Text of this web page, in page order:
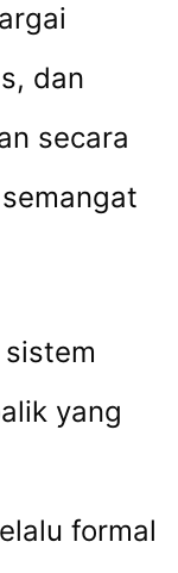
dan
secara
yang
formal